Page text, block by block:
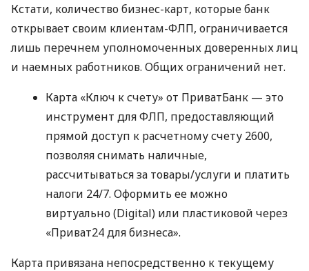
Кстати, количество бизнес-карт, которые банк
открывает своим клиентам-ФЛП, ограничивается
лишь перечнем уполномоченных доверенных лиц
и наемных работников. Общих ограничений нет.
Карта «Ключ к счету» от ПриватБанк — это
инструмент для ФЛП, предоставляющий
прямой доступ к расчетному счету 2600,
позволяя снимать наличные,
рассчитываться за товары/услуги и платить
налоги 24/7. Оформить ее можно
виртуально (Digital) или пластиковой через
«Приват24 для бизнеса».
Карта привязана непосредственно к текущему